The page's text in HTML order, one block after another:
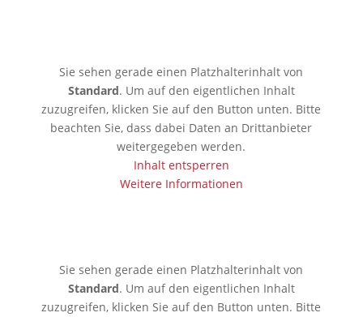
Sie sehen gerade einen Platzhalterinhalt von
Standard. Um auf den eigentlichen Inhalt
zuzugreifen, klicken Sie auf den Button unten. Bitte
beachten Sie, dass dabei Daten an Drittanbieter
weitergegeben werden.
Inhalt entsperren
Weitere Informationen
Sie sehen gerade einen Platzhalterinhalt von
Standard. Um auf den eigentlichen Inhalt
zuzugreifen, klicken Sie auf den Button unten. Bitte